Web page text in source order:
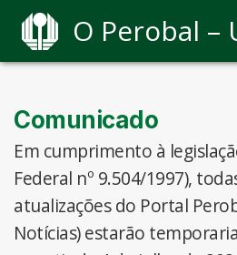
O Perobal –
Comunicado
Em cumprimento à
Federal nº 9.504/1997),
atualizações do Portal
Notícias) estarão